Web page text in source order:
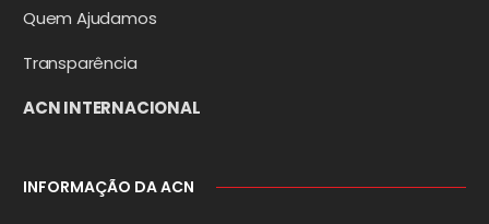
Quem Ajudamos
Transparência
ACN INTERNACIONAL
INFORMAÇÃO DA ACN